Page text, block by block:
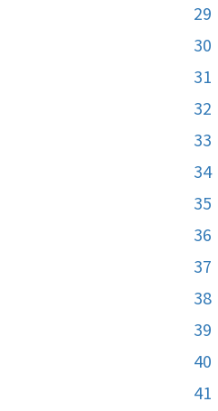
29
30
31
32
33
34
35
36
37
38
39
40
41